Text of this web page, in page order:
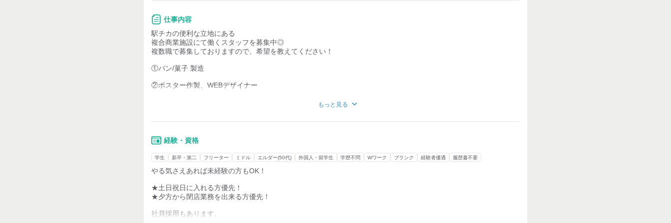
『わ』には輪、和、話、の意味を持ちます。
リニューアルOpenして1年が経ちました。
まだまだ、沢山の事にチャレンジをしたく、
スタッフ募集を続けております。
眞野屋で働いてみたい方募集中です！
眞野屋には本当にたくさんの仕事があります。
色々とチャレンジしてみたい方、
是非、面接にいらしてください。
《こんな方におススメ》
・接客が得意な方
・調理が得意な方
・カフェが好きな方
・パンが好きな方
フルタイマー、土日入れる方大歓迎！
一緒に眞野屋を作っていきましょう！
仕事内容
駅チカの便利な立地にある
複合商業施設にて働くスタッフを募集中◎
複数職で募集しておりますので、希望を教えてください！
①パン/菓子 製造
②ポスター作製、WEBデザイナー
…食料品や生活雑貨で
販売スタッフ
…飲食店関連
レストランやカフェの
…店舗運営
もっと見る
経験・資格
学生 新卒・第二 フリーター ミドル エルダー(50代) 外国人・留学生 学歴不問 Wワーク ブランク 経験者優遇 履歴書不要
やる気さえあれば未経験の方もOK！
★土日祝日に入れる方優先！
★夕方から閉店業務を出来る方優先！
社員採用もあります。